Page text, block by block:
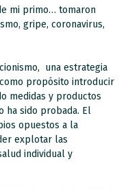
mi primo… tomaron
gripe, coronavirus,
una estrategia
propósito introducir
medidas y productos
ha sido probada. El
opuestos a la
explotar las
individual y